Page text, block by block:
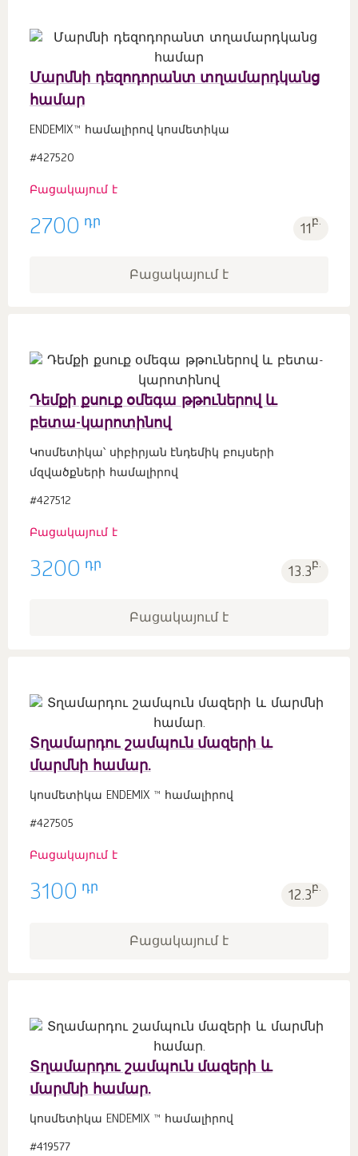
Մարմնի դեզոդորանտ տղամարդկանց
համար
ENDEMIX™ համալիրով կոսմետիկա
#427520
Բացակայում է
2700 դր 11բ.
Բացակայում է
Դեմքի քսուք օմեգա թթուներով և
բետա-կարոտինով
Կոսմետիկա՝ սիբիրյան էնդեմիկ բույսերի
մզվածքների համալիրով
#427512
Բացակայում է
3200 դր 13.3բ.
Բացակայում է
Տղամարդու շամպուն մազերի և
մարմնի համար.
կոսմետիկա ENDEMIX ™ համալիրով
#427505
Բացակայում է
3100 դր 12.3բ.
Բացակայում է
Տղամարդու շամպուն մազերի և
մարմնի համար.
կոսմետիկա ENDEMIX ™ համալիրով
#419577